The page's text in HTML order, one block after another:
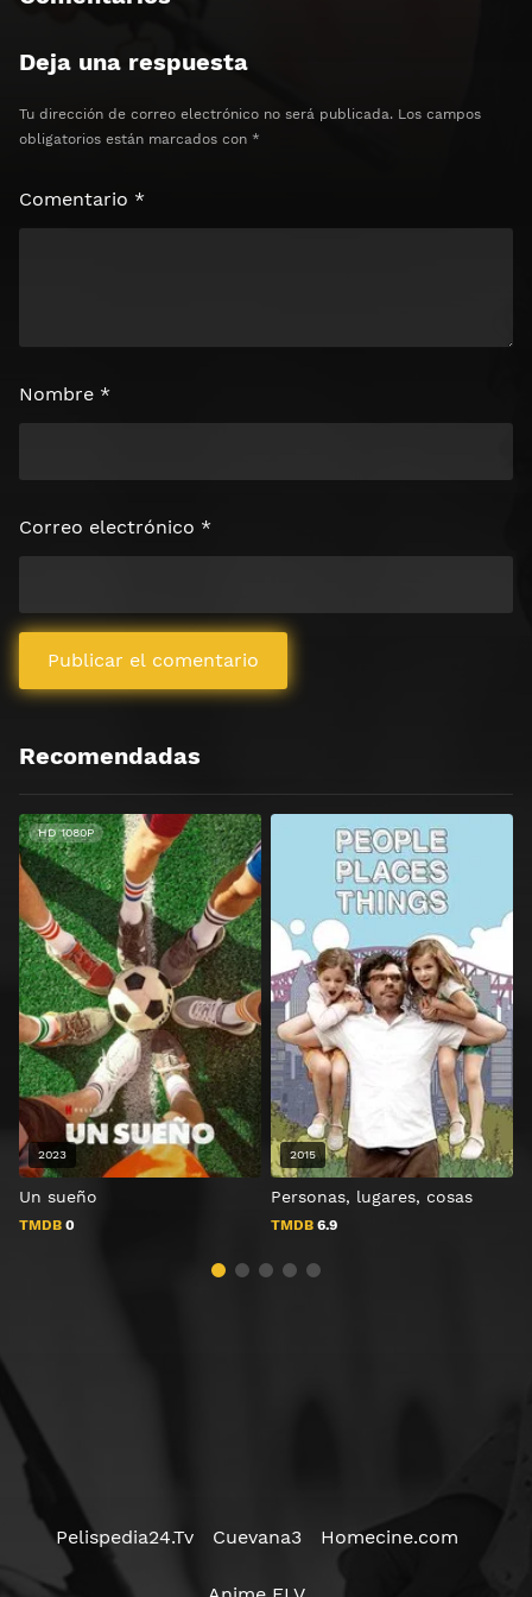
⏰ El acceso expira en 1 hora
Deja una respuesta
Tu dirección de correo electrónico no será publicada. Los campos
obligatorios están marcados con *
Comentario *
Nombre *
Correo electrónico *
Recomendadas
Un sueño
TMDB 0
HD 1080P
2023
Personas, lugares, cosas
TMDB 6.9
2015
Pelispedia24.Tv Cuevana3 Homecine.com